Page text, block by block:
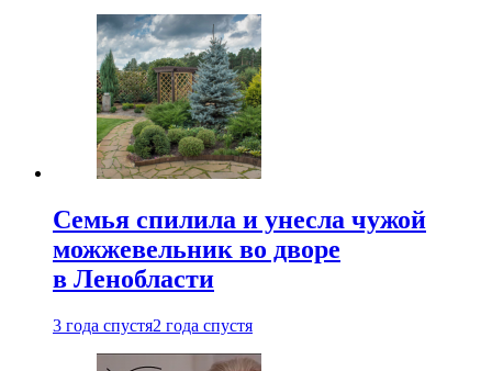
Семья спилила и унесла чужой
можжевельник во дворе
в Ленобласти
3 года спустя2 года спустя